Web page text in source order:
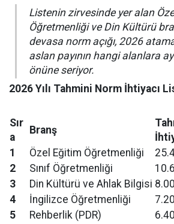
Listenin zirvesinde yer alan
Öğretmenliği ve Din Kültürü
devasa norm açığı, 2026
aslan payının hangi alanlara
önüne seriyor.
2026 Yılı Tahmini Norm İhtiyacı
Sır
a
Branş
1
Özel Eğitim Öğretmenliği
2
Sınıf Öğretmenliği
3
Din Kültürü ve Ahlak Bilgisi
4
İngilizce Öğretmenliği
5
Rehberlik (PDR)